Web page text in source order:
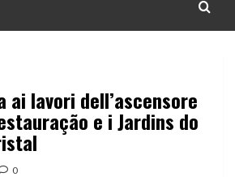
ai lavori dell’ascensore
e i Jardins do
0